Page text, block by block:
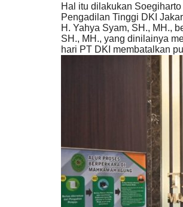
Hal itu dilakukan
Pengadilan Tinggi DKI
H. Yahya Syam, SH., MH.,
SH., MH., yang dinilainya
hari PT DKI membatalkan